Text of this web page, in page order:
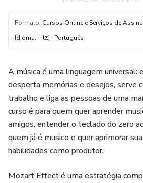
Formato: Cursos Online e Serviços de
Idioma: Português
A música é uma linguagem universal:
desperta memórias e desejos, serve
trabalho e liga as pessoas de uma
curso é para quem quer aprender
amigos, entender o teclado do zero
quem já é musico e quer aprimorar
habilidades como produtor.
Mozart Effect é uma estratégia